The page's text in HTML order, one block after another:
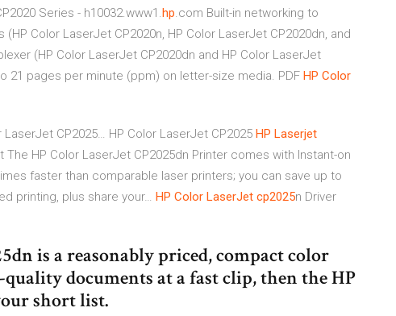
Series - h10032.www1.hp.com Built-in networking to
Color LaserJet CP2020n, HP Color LaserJet CP2020dn, and
(HP Color LaserJet CP2020dn and HP Color LaserJet
21 pages per minute (ppm) on letter-size media. PDF HP Color
LaserJet CP2025… HP Color LaserJet CP2025 HP Laserjet
The HP Color LaserJet CP2025dn Printer comes with Instant-on
faster than comparable laser printers; you can save up to
printing, plus share your… HP Color LaserJet cp2025n Driver
is a reasonably priced, compact color
documents at a fast clip, then the HP
short list.